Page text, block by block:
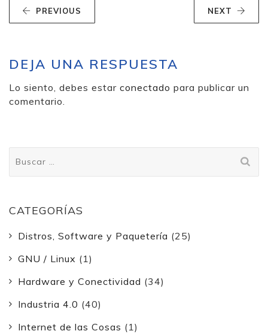
PREVIOUS NEXT
DEJA UNA RESPUESTA
Lo siento, debes estar conectado para publicar un
comentario.
CATEGORÍAS
Distros, Software y Paquetería (25)
GNU / Linux (1)
Hardware y Conectividad (34)
Industria 4.0 (40)
Internet de las Cosas (1)